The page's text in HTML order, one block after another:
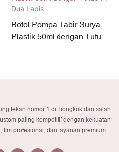
Botol Pompa Tabir Surya
Plastik 50ml dengan Tutup
tekan nomor 1 di Tiongkok dan salah
paling kompetitif dengan kekuatan
tim profesional, dan layanan premium.